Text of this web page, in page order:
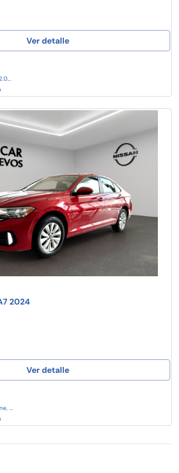
Ver detalle
2024
Ver detalle
...